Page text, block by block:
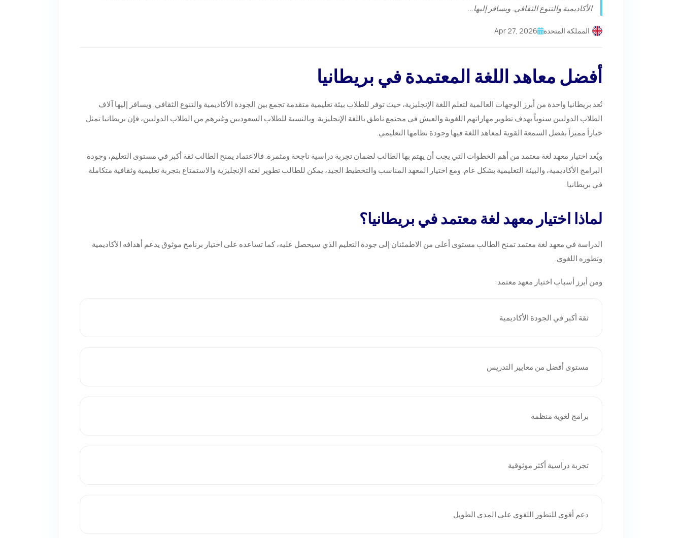
الأكاديمية والتنوع الثقافي. ويسافر إليها...
المملكة المتحدة Apr 27, 2026
أفضل معاهد اللغة المعتمدة في بريطانيا
تُعد بريطانيا واحدة من أبرز الوجهات العالمية لتعلم اللغة الإنجليزية، حيث توفر للطلاب بيئة تعليمية متقدمة تجمع بين الجودة الأكاديمية والتنوع الثقافي. ويسافر إليها آلاف
الطلاب الدوليين سنوياً بهدف تطوير مهاراتهم اللغوية والعيش في مجتمع ناطق باللغة الإنجليزية. وبالنسبة للطلاب السعوديين وغيرهم من الطلاب الدوليين، فإن بريطانيا تمثل
خياراً مميزاً بفضل السمعة القوية لمعاهد اللغة فيها وجودة نظامها التعليمي.
ويُعد اختيار معهد لغة معتمد من أهم الخطوات التي يجب أن يهتم بها الطالب لضمان تجربة دراسية ناجحة ومثمرة. فالاعتماد يمنح الطالب ثقة أكبر في مستوى التعليم، وجودة
البرامج الأكاديمية، والبيئة التعليمية بشكل عام. ومع اختيار المعهد المناسب والتخطيط الجيد، يمكن للطالب تطوير لغته الإنجليزية والاستمتاع بتجربة تعليمية وثقافية متكاملة
في بريطانيا.
لماذا اختيار معهد لغة معتمد في بريطانيا؟
الدراسة في معهد لغة معتمد تمنح الطالب مستوى أعلى من الاطمئنان إلى جودة التعليم الذي سيحصل عليه، كما تساعده على اختيار برنامج موثوق يدعم أهدافه الأكاديمية
وتطوره اللغوي.
ومن أبرز أسباب اختيار معهد معتمد:
ثقة أكبر في الجودة الأكاديمية
مستوى أفضل من معايير التدريس
برامج لغوية منظمة
تجربة دراسية أكثر موثوقية
دعم أقوى للتطور اللغوي على المدى الطويل